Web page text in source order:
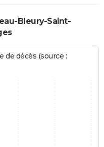
Bleury-Saint-
décès (source :